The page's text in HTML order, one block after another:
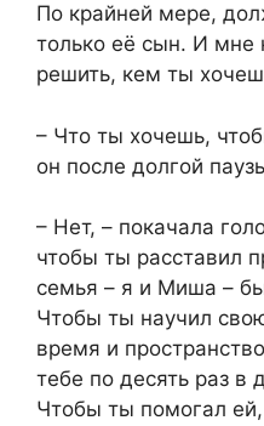
По крайней мере,
только её сын. И мне
решить, кем ты
– Что ты хочешь,
он после долгой
– Нет, – покачала
чтобы ты расставил
семья – я и Миша –
Чтобы ты научил
время и
тебе по десять раз в
Чтобы ты помогал